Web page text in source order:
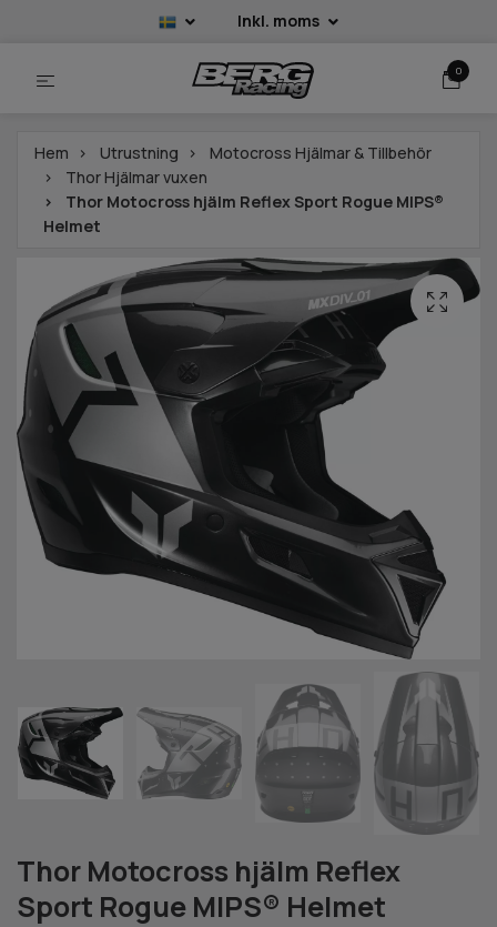
Inkl. moms
0
Hem Utrustning
Motocross Hjälmar & Tillbehör
Thor Hjälmar vuxen
Thor Motocross hjälm Reflex Sport Rogue MIPS®
Helmet
Thor Motocross hjälm Reflex
Sport Rogue MIPS® Helmet